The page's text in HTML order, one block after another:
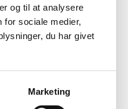
og til at analysere
for sociale medier,
du har givet
Marketing